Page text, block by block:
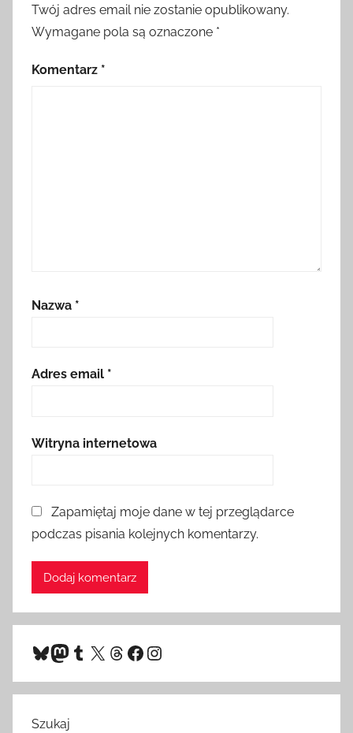
Twój adres email nie zostanie opublikowany.
Wymagane pola są oznaczone *
Komentarz *
Nazwa *
Adres email *
Witryna internetowa
Zapamiętaj moje dane w tej przeglądarce
podczas pisania kolejnych komentarzy.
Bluesky
Mastodon
Tumblr
X Threads
Facebook
Instagram
Szukaj